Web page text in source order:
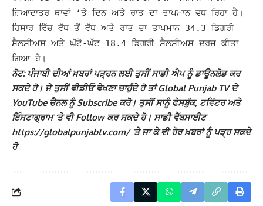
ਜ਼ਿਆਦਾਤਰ ਥਾਵਾਂ ‘ਤੇ ਦਿਨ ਅਤੇ ਰਾਤ ਦਾ ਤਾਪਮਾਨ ਵਧ ਰਿਹਾ ਹੈ।
ਹਿਸਾਰ ਵਿੱਚ ਵੱਧ ਤੋਂ ਵੱਧ ਅਤੇ ਰਾਤ ਦਾ ਤਾਪਮਾਨ 34.3 ਡਿਗਰੀ
ਸੈਲਸੀਅਸ ਅਤੇ ਘੱਟੋ-ਘੱਟ 18.4 ਡਿਗਰੀ ਸੈਲਸੀਅਸ ਦਰਜ ਕੀਤਾ
ਗਿਆ ਹੈ।
ਨੋਟ: ਪੰਜਾਬੀ ਦੀਆਂ ਖ਼ਬਰਾਂ ਪੜ੍ਹਨ ਲਈ ਤੁਸੀਂ ਸਾਡੀ ਐਪ ਨੂੰ ਡਾਊਨਲੋਡ ਕਰ
ਸਕਦੇ ਹੋ। ਜੇ ਤੁਸੀਂ ਵੀਡੀਓ ਵੇਖਣਾ ਚਾਹੁੰਦੇ ਹੋ ਤਾਂ Global Punjab TV ਦੇ
YouTube ਚੈਨਲ ਨੂੰ Subscribe ਕਰੋ। ਤੁਸੀਂ ਸਾਨੂੰ ਫੇਸਬੁੱਕ, ਟਵਿੱਟਰ ਅਤੇ
ਇੰਸਟਾਗ੍ਰਾਮ ‘ਤੇ ਵੀ Follow ਕਰ ਸਕਦੇ ਹੋ। ਸਾਡੀ ਵੈੱਬਸਾਈਟ
https://globalpunjabtv.com/ ‘ਤੇ ਜਾ ਕੇ ਵੀ ਹੋਰ ਖ਼ਬਰਾਂ ਨੂੰ ਪੜ੍ਹ ਸਕਦੇ
ਹੋ